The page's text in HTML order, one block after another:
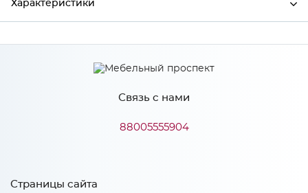
Характеристики
Ширина 397
355
16
Сурская мебель
Материал
Связь с нами
88005555904
Страницы сайта